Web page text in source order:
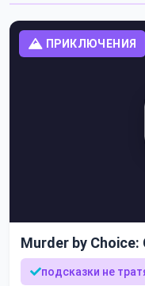
ПРИКЛЮЧЕНИЯ
Murder by
подсказки не